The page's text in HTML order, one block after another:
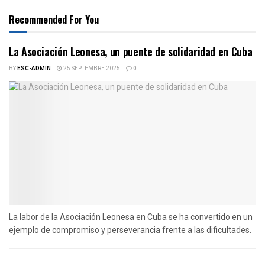
Recommended For You
La Asociación Leonesa, un puente de solidaridad en Cuba
BYESC-ADMIN 25 SEPTEMBRE 2025 0
La labor de la Asociación Leonesa en Cuba se ha convertido en un
ejemplo de compromiso y perseverancia frente a las dificultades.